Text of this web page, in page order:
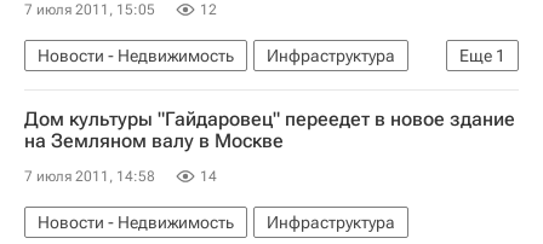
7 июля 2011, 15:05 12
Еще 1
Новости - Недвижимость
Инфраструктура
Коммерческая недвижимость
Дом культуры "Гайдаровец" переедет в новое здание
на Земляном валу в Москве
7 июля 2011, 14:58 14
Новости - Недвижимость Инфраструктура